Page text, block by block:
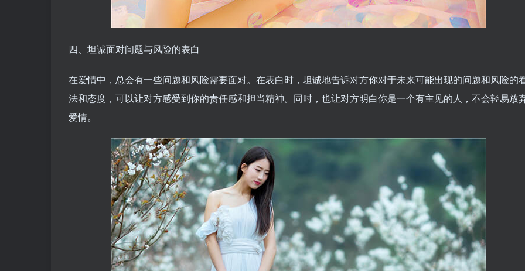
四、坦诚面对问题与风险的表白
在爱情中，总会有一些问题和风险需要面对。在表白时，坦诚地告诉对方你对于未来可能出现的问题和风险的
法和态度，可以让对方感受到你的责任感和担当精神。同时，也让对方明白你是一个有主见的人，不会轻易放
爱情。